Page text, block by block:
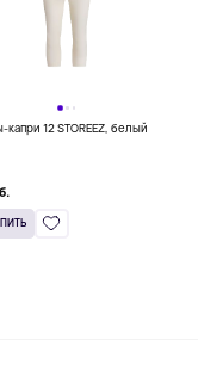
капри 12 STOREEZ, белый